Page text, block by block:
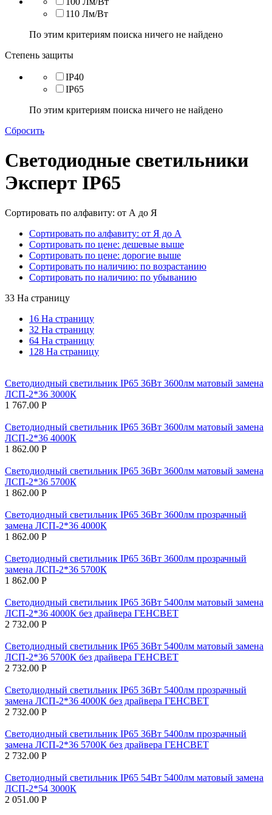
110 Лм/Вт
По этим критериям поиска ничего не найдено
Степень защиты
IP40
IP65
По этим критериям поиска ничего не найдено
Сбросить
Светодиодные светильники
Эксперт IP65
Сортировать по алфавиту: от А до Я
Сортировать по алфавиту: от Я до А
Сортировать по цене: дешевые выше
Сортировать по цене: дорогие выше
Сортировать по наличию: по возрастанию
Сортировать по наличию: по убыванию
33 На страницу
16 На страницу
32 На страницу
64 На страницу
128 На страницу
Светодиодный светильник IP65 36Вт 3600лм матовый замена
ЛСП-2*36 3000К
1 767.00 Р
Светодиодный светильник IP65 36Вт 3600лм матовый замена
ЛСП-2*36 4000К
1 862.00 Р
Светодиодный светильник IP65 36Вт 3600лм матовый замена
ЛСП-2*36 5700К
1 862.00 Р
Светодиодный светильник IP65 36Вт 3600лм прозрачный
замена ЛСП-2*36 4000К
1 862.00 Р
Светодиодный светильник IP65 36Вт 3600лм прозрачный
замена ЛСП-2*36 5700К
1 862.00 Р
Светодиодный светильник IP65 36Вт 5400лм матовый замена
ЛСП-2*36 4000К без драйвера ГЕНСВЕТ
2 732.00 Р
Светодиодный светильник IP65 36Вт 5400лм матовый замена
ЛСП-2*36 5700К без драйвера ГЕНСВЕТ
2 732.00 Р
Светодиодный светильник IP65 36Вт 5400лм прозрачный
замена ЛСП-2*36 4000К без драйвера ГЕНСВЕТ
2 732.00 Р
Светодиодный светильник IP65 36Вт 5400лм прозрачный
замена ЛСП-2*36 5700К без драйвера ГЕНСВЕТ
2 732.00 Р
Светодиодный светильник IP65 54Вт 5400лм матовый замена
ЛСП-2*54 3000К
2 051.00 Р